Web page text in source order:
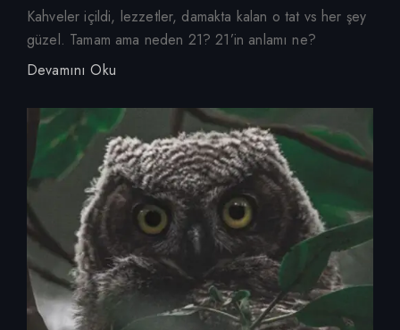
Kahveler içildi, lezzetler, damakta kalan o tat vs her şey
güzel. Tamam ama neden 21? 21’in anlamı ne?
Devamını Oku